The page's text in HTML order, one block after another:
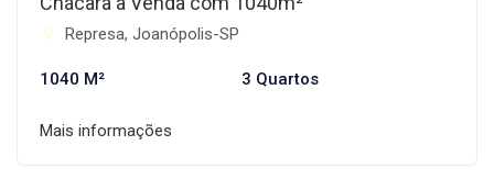
Represa, Joanópolis-SP
1040 M² 3 Quartos
Mais informações